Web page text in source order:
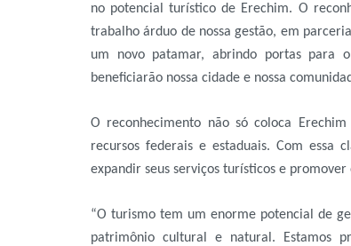
no potencial turístico de Erechim. O
trabalho árduo de nossa gestão, em
um novo patamar, abrindo portas para
beneficiarão nossa cidade e nossa
O reconhecimento não só coloca
recursos federais e estaduais. Com essa
expandir seus serviços turísticos e
“O turismo tem um enorme potencial de
patrimônio cultural e natural. Estamos